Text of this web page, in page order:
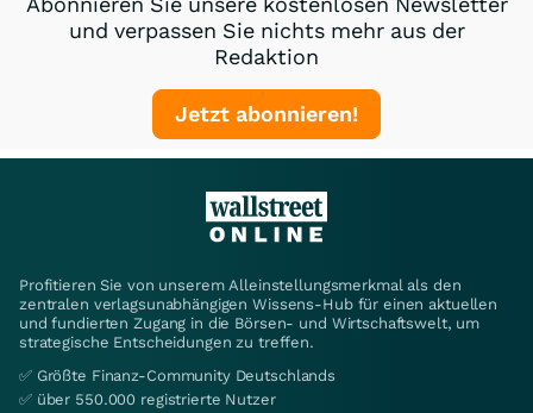
und verpassen Sie nichts mehr aus der
Redaktion
Jetzt abonnieren!
Profitieren Sie von unserem Alleinstellungsmerkmal als den
zentralen verlagsunabhängigen Wissens-Hub für einen aktuellen
und fundierten Zugang in die Börsen- und Wirtschaftswelt, um
strategische Entscheidungen zu treffen.
✅ Größte Finanz-Community Deutschlands
✅ über 550.000 registrierte Nutzer